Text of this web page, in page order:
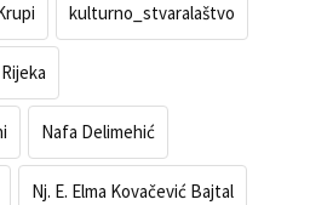
kulturno_stvaralaštvo
Nafa Delimehić
Nj. E. Elma Kovačević Bajtal